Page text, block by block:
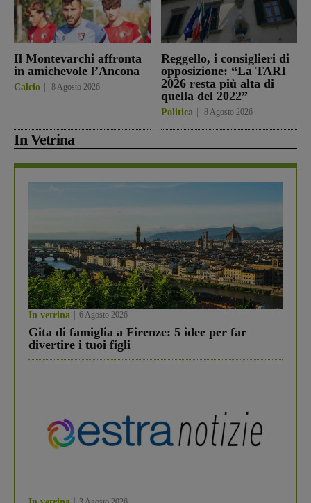
Il Montevarchi affronta
in amichevole l’Ancona
Calcio 8 Agosto 2026
Reggello, i consiglieri di
opposizione: “La TARI
2026 resta più alta di
quella del 2022”
Politica 8 Agosto 2026
In Vetrina
In vetrina 6 Agosto 2026
Gita di famiglia a Firenze: 5 idee per far
divertire i tuoi figli